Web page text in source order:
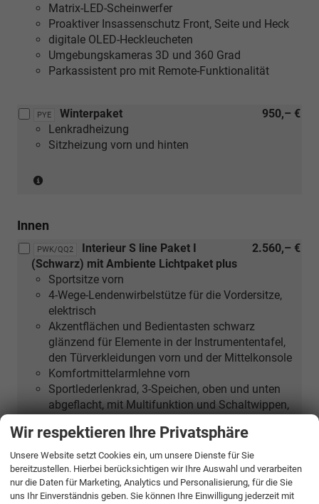
Matrix-LED-Scheinwerfer
Proaktiver Insassenschutz Front, Seite und Heck
digitale OLED-Heckleucheten
Umgebungskameras 3D und 360 Grad
Parkassistent pro mit Remote-Funktionalität
PYE 950,– €
Winterpaket
Lenkradheizung
Sitzheizung vorn und hinten
mit
Klimatisierungspaket
und
[PWA]
Interieurpaket
I
oder
[PWB]
Interieurpaket
II
oder
[PWC]
Interieurpaket
III
oder
[PWE]
Interieurpaket
Innen
PWK/QQ2 2.560,– €
Interieur S line Paket I
(Schwarz) mit Ambiente Lichtpaket plus
Sportsitze vorn
4-Wege-Lendenwirbelstütze für die Vordersitze,
elektrisch
Akzentflächen und Bedientasten schwarz
glänzend für Elemente in der Instrumententafel,
den Türverkleidungen vorn und der Mittelkonsole
Komfortmittelarmlehne vorn
Sportlederlenkrad, 3-Speichen, oben und unten
abgeflacht, mit Multifunktion und Schaltwippen,
Pedalerie und Fußstütze in Edelstahl
Einstiegsleisten mit Aluminiumeinlegern vorn,
beleuchtet, S-Schriftzug
Dachhimmel Stoff schwarz
Wir respektieren Ihre Privatsphäre
Unsere Website setzt Cookies ein, um unsere Dienste für Sie
bereitzustellen. Hierbei berücksichtigen wir Ihre Auswahl und verarbeiten
nur die Daten für Marketing, Analytics und Personalisierung, für die Sie
uns Ihr Einverständnis geben. Sie können Ihre Einwilligung jederzeit mit